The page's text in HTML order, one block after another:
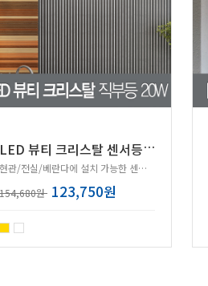
L
ED 뷰티 크리스탈 센서등 20W
현관/전실/베란다에 설치 가능한 센서등!
154,680원 123,750원